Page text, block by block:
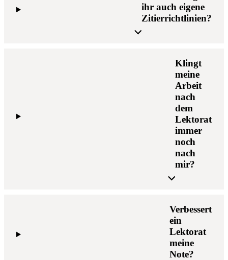
ihr auch eigene
Zitierrichtlinien?
Klingt
meine
Arbeit
nach
dem
Lektorat
immer
noch
nach
mir?
Verbessert
ein
Lektorat
meine
Note?